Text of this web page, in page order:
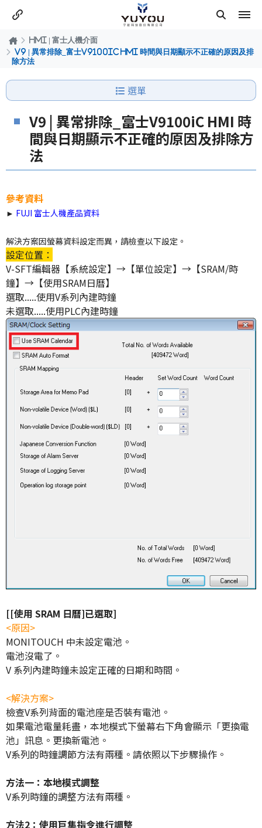
HMI | 富士人機介面
V9 | 異常排除_富士V9100iC HMI 時間與日期顯示不正確的原因及排
除方法
選單
V9 | 異常排除_富士V9100iC HMI 時
間與日期顯示不正確的原因及排除方
法
參考資料
► FUJI 富士人機產品資料
解決方案因螢幕資料設定而異，請檢查以下設定。
設定位置：
V-SFT編輯器【系統設定】→【單位設定】→【SRAM/時
鐘】→【使用SRAM日曆】
選取.....使用V系列內建時鐘
未選取.....使用PLC內建時鐘
[[使用 SRAM 日曆]已選取]
<原因>
MONITOUCH 中未設定電池。
電池沒電了。
V 系列內建時鐘未設定正確的日期和時間。
<解決方案>
檢查V系列背面的電池座是否裝有電池。
如果電池電量耗盡，本地模式下螢幕右下角會顯示「更換電
池」訊息。更換新電池。
V系列的時鐘調節方法有兩種。請依照以下步驟操作。
方法一：本地模式調整
V系列時鐘的調整方法有兩種。
方法2：使用巨集指令進行調整